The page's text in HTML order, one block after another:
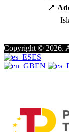
📍
Copyright © 2026.
ES
EN